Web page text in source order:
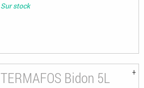
Sur stock
TERMAFOS Bidon 5L